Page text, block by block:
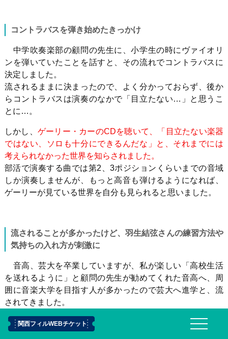
コントラバスを弾き始めたきっかけ
中学吹奏楽部の顧問の先生に、小学生の時にヴァイオリ
ンを弾いていたことを話すと、その流れでコントラバスに
決定しました。
流されるままに決まったので、よく分かっておらず、後か
らコントラバスは演奏のなかで「目立たない…」と思うこ
とに…。
しかし、 ゲーリー・カーのCDを聴いて、「目立たない楽器
ではない、ソロも十分にできるんだな」と、それまでには
考えられなかった世界を知らされました。
部活で演奏する曲では第2 、3ポジションくらいまでの音域
しか演奏しませんが、もっと高音も弾けるようになれば、
ゲーリーが見ている世界を自分も見られると思いました。
流されることが多かったけど、羽生結弦さんの練習方法や
気持ちの入れ方が刺激に
音高、芸大を卒業していますが、私が楽しい「高校生活
を送れるように」と顧問の先生が勧めてくれた音高へ、周
囲に音楽大学を目指す人が多かったので芸大へ進学と、流
されてきました。
浪人時代に、エチュードのみを徹底して練習していた期間
と幣隆太朗さんのマスタークラスを受けたけれど全然ダメ
関西フィルWEBチケット